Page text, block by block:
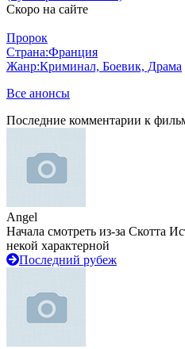
Скоро на сайте
Пророк
Страна:Франция
Жанр:Криминал, Боевик, Драма
Все анонсы
Последние комментарии к
Angel
Начала смотреть из-за Скотта
некой характерной
Последний рубеж